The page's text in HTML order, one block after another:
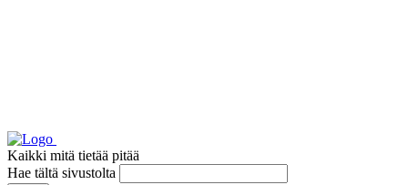
Kaikki mitä tietää pitää
Hae tältä sivustolta